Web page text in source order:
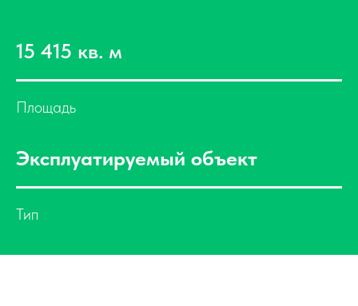
15 415 кв. м
Площадь
Эксплуатируемый объект
Тип